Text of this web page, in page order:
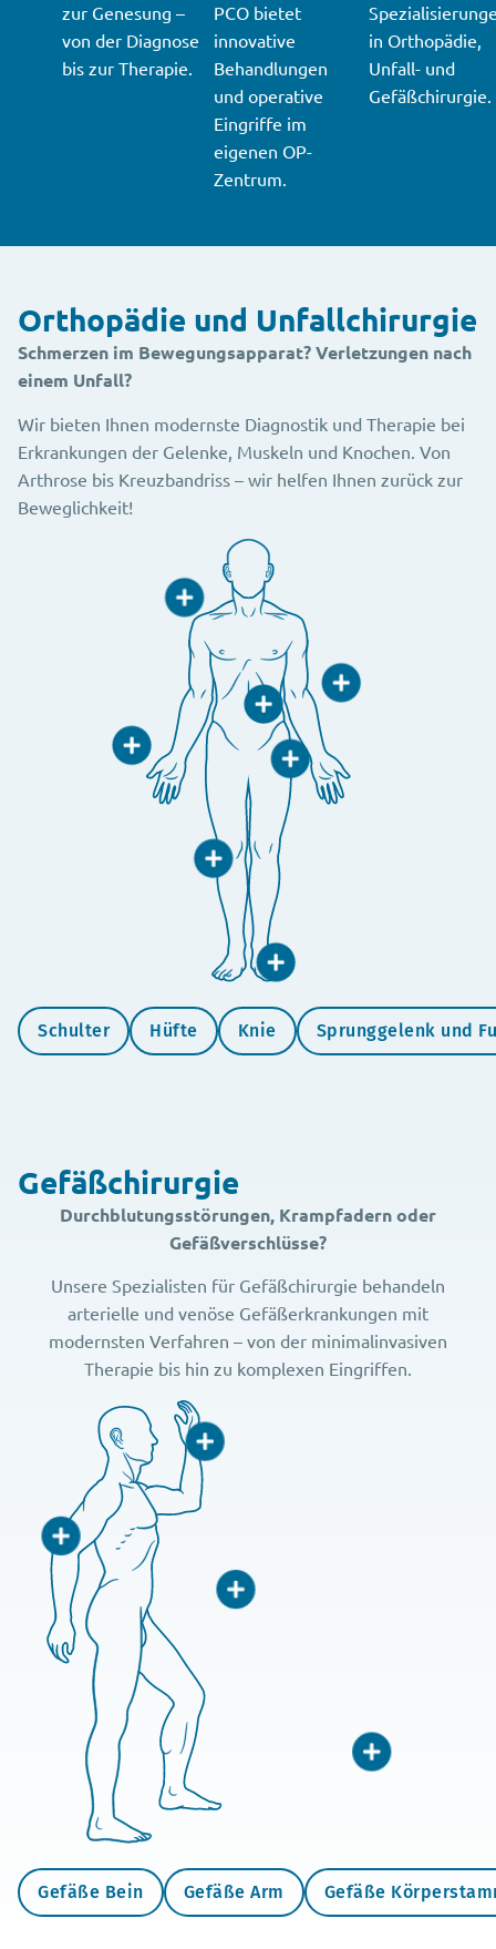
zur Genesung –
von der Diagnose
bis zur Therapie.
PCO bietet
innovative
Behandlungen
und operative
Eingriffe im
eigenen OP-
Zentrum.
in Orthopädie,
Unfall- und
Gefäßchirurgie.
Orthopädie und Unfallchirurgie
Schmerzen im Bewegungsapparat? Verletzungen nach
einem Unfall?
Wir bieten Ihnen modernste Diagnostik und Therapie bei
Erkrankungen der Gelenke, Muskeln und Knochen. Von
Arthrose bis Kreuzbandriss – wir helfen Ihnen zurück zur
Beweglichkeit!
Schulter Hüfte Knie Sprunggelenk und
Gefäßchirurgie
Durchblutungsstörungen, Krampfadern oder
Gefäßverschlüsse?
Unsere Spezialisten für Gefäßchirurgie behandeln
arterielle und venöse Gefäßerkrankungen mit
modernsten Verfahren – von der minimalinvasiven
Therapie bis hin zu komplexen Eingriffen.
Gefäße Bein Gefäße Arm Gefäße